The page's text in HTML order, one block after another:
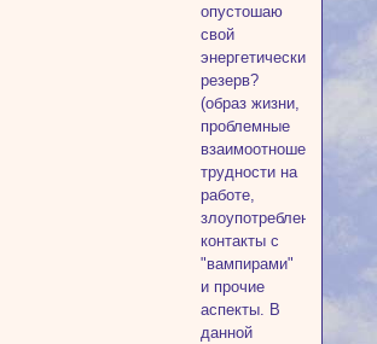
опустошаю
свой
энергетический
резерв?
(образ жизни,
проблемные
взаимоотношения,
трудности на
работе,
злоупотребления,
контакты с
"вампирами"
и прочие
аспекты. В
данной